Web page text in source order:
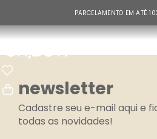
PARCELAMENTO EM ATÉ
newsletter
Cadastre seu e-mail aqui e
todas as novidades!